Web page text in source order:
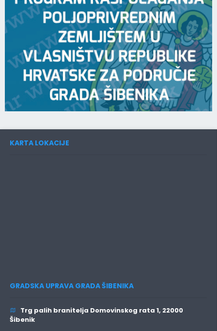
KARTA LOKACIJE
GRADSKA UPRAVA GRADA ŠIBENIKA
Trg palih branitelja Domovinskog rata 1, 22000
Šibenik